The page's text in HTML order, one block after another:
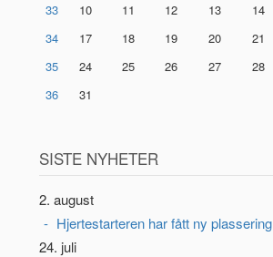
33
10 11 12 13 14
34
17 18 19 20 21
35
24 25 26 27 28
36
31
SISTE NYHETER
2. august
Hjertestarteren har fått ny plassering
24. juli